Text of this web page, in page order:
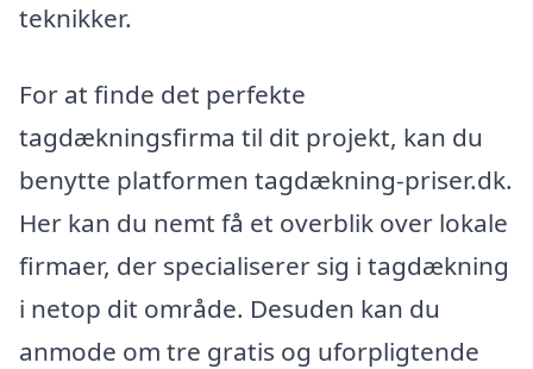
teknikker.
For at finde det perfekte
tagdækningsfirma til dit projekt, kan du
benytte platformen tagdækning-priser.dk.
Her kan du nemt få et overblik over lokale
firmaer, der specialiserer sig i tagdækning
i netop dit område. Desuden kan du
anmode om tre gratis og uforpligtende